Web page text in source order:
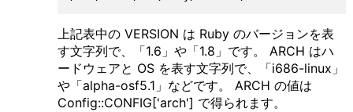
上記表中の VERSION は Ruby のバージョンを表
す文字列で、「1.6」や「1.8」です。 ARCH はハ
ードウェアと OS を表す文字列で、「i686-linux」
や「alpha-osf5.1」などです。 ARCH の値は
Config::CONFIG['arch'] で得られます。